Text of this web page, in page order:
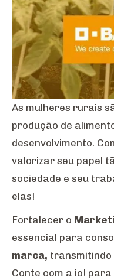
As mulheres rurais
produção de
desenvolvimento.
valorizar seu papel
sociedade e seu
elas!
Fortalecer o
essencial para
marca, transmitindo
Conte com a io!